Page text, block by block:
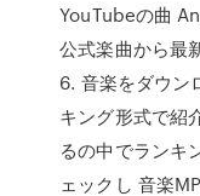
YouTubeの曲
公式楽曲から最
6. 音楽をダウン
キング形式で紹
るの中でランキ
ェックし 音楽